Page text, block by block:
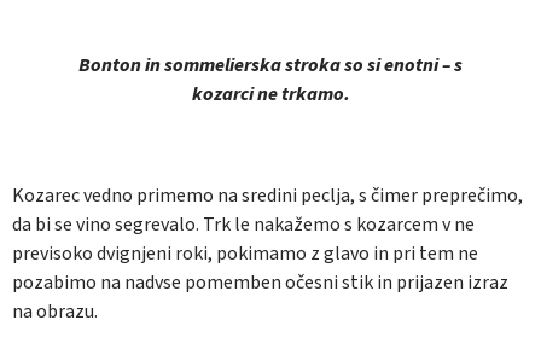
Bonton in sommelierska stroka so si enotni – s
kozarci ne trkamo.
Kozarec vedno primemo na sredini peclja, s čimer preprečimo,
da bi se vino segrevalo. Trk le nakažemo s kozarcem v ne
previsoko dvignjeni roki, pokimamo z glavo in pri tem ne
pozabimo na nadvse pomemben očesni stik in prijazen izraz
na obrazu.